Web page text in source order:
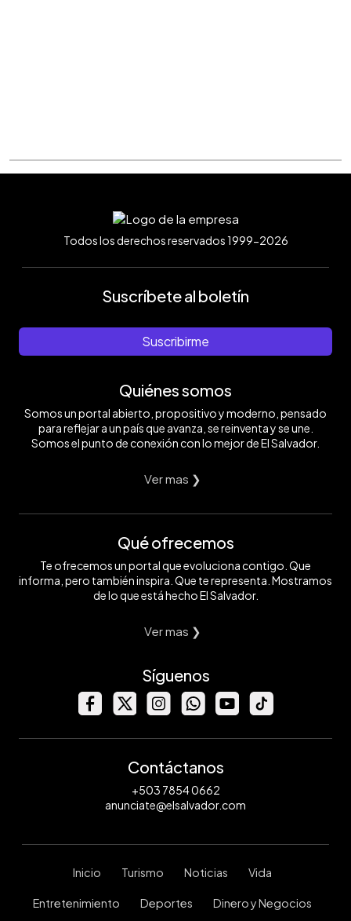
Todos los derechos reservados 1999-2026
Suscríbete al boletín
Suscribirme
Quiénes somos
Somos un portal abierto, propositivo y moderno, pensado
para reflejar a un país que avanza, se reinventa y se une.
Somos el punto de conexión con lo mejor de El Salvador.
Ver mas ❯
Qué ofrecemos
Te ofrecemos un portal que evoluciona contigo. Que
informa, pero también inspira. Que te representa. Mostramos
de lo que está hecho El Salvador.
Ver mas ❯
Síguenos
Contáctanos
+503 7854 0662
anunciate@elsalvador.com
Inicio Turismo Noticias Vida
Entretenimiento Deportes Dinero y Negocios